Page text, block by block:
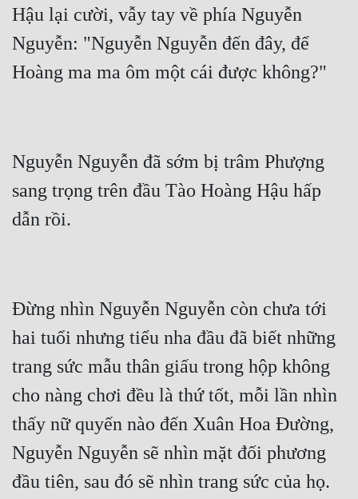
Hậu lại cười, vẫy tay về phía Nguyễn
Nguyễn: "Nguyễn Nguyễn đến đây, để
Hoàng ma ma ôm một cái được không?"
Nguyễn Nguyễn đã sớm bị trâm Phượng
sang trọng trên đầu Tào Hoàng Hậu hấp
dẫn rồi.
Đừng nhìn Nguyễn Nguyễn còn chưa tới
hai tuổi nhưng tiểu nha đầu đã biết những
trang sức mẫu thân giấu trong hộp không
cho nàng chơi đều là thứ tốt, mỗi lần nhìn
thấy nữ quyến nào đến Xuân Hoa Đường,
Nguyễn Nguyễn sẽ nhìn mặt đối phương
đầu tiên, sau đó sẽ nhìn trang sức của họ.